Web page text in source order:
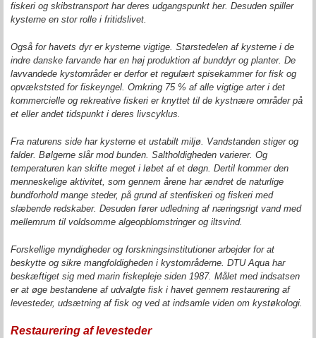
fiskeri og skibstransport har deres udgangspunkt her. Desuden spiller
kysterne en stor rolle i fritidslivet.
Også for havets dyr er kysterne vigtige. Størstedelen af kysterne i de
indre danske farvande har en høj produktion af bunddyr og planter. De
lavvandede kystområder er derfor et regulært spisekammer for fisk og
opvækststed for fiskeyngel. Omkring 75 % af alle vigtige arter i det
kommercielle og rekreative fiskeri er knyttet til de kystnære områder på
et eller andet tidspunkt i deres livscyklus.
Fra naturens side har kysterne et ustabilt miljø. Vandstanden stiger og
falder. Bølgerne slår mod bunden. Saltholdigheden varierer. Og
temperaturen kan skifte meget i løbet af et døgn. Dertil kommer den
menneskelige aktivitet, som gennem årene har ændret de naturlige
bundforhold mange steder, på grund af stenfiskeri og fiskeri med
slæbende redskaber. Desuden fører udledning af næringsrigt vand med
mellemrum til voldsomme algeopblomstringer og iltsvind.
Forskellige myndigheder og forskningsinstitutioner arbejder for at
beskytte og sikre mangfoldigheden i kystområderne. DTU Aqua har
beskæftiget sig med marin fiskepleje siden 1987. Målet med indsatsen
er at øge bestandene af udvalgte fisk i havet gennem restaurering af
levesteder, udsætning af fisk og ved at indsamle viden om kystøkologi.
Restaurering af levesteder